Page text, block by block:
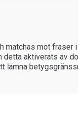
mot fraser
aktiverats av
lämna